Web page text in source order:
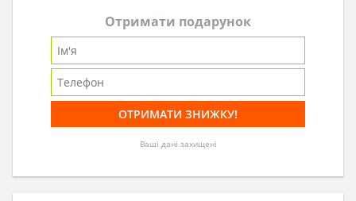
Отримати подарунок
Ваші дані захищені